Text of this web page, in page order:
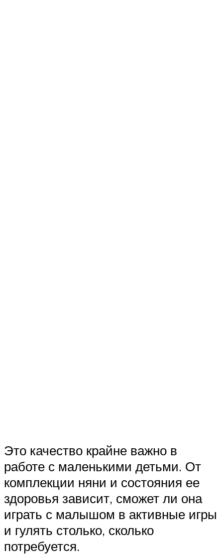
Это качество крайне важно в
работе с маленькими детьми. От
комплекции няни и состояния ее
здоровья зависит, сможет ли она
играть с малышом в активные игры
и гулять столько, сколько
потребуется.